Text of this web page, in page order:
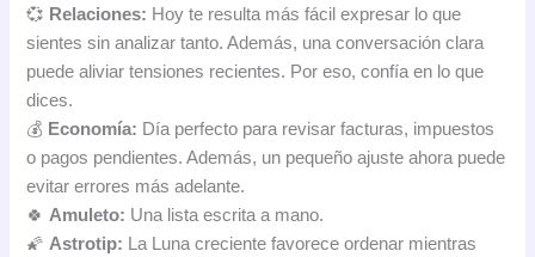
💞 Relaciones: Hoy te resulta más fácil expresar lo que
sientes sin analizar tanto. Además, una conversación clara
puede aliviar tensiones recientes. Por eso, confía en lo que
dices.
💰 Economía: Día perfecto para revisar facturas, impuestos
o pagos pendientes. Además, un pequeño ajuste ahora puede
evitar errores más adelante.
🍀 Amuleto: Una lista escrita a mano.
🌠 Astrotip: La Luna creciente favorece ordenar mientras